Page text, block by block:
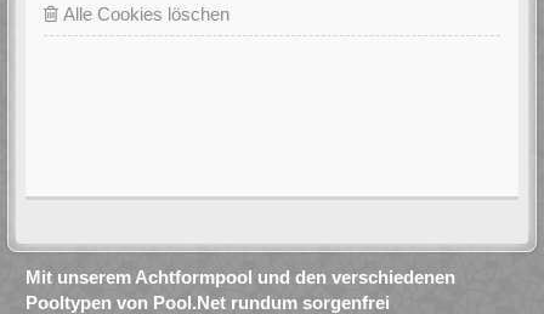
Alle Cookies löschen
Mit unserem Achtformpool und den verschiedenen
Pooltypen von Pool.Net rundum sorgenfrei